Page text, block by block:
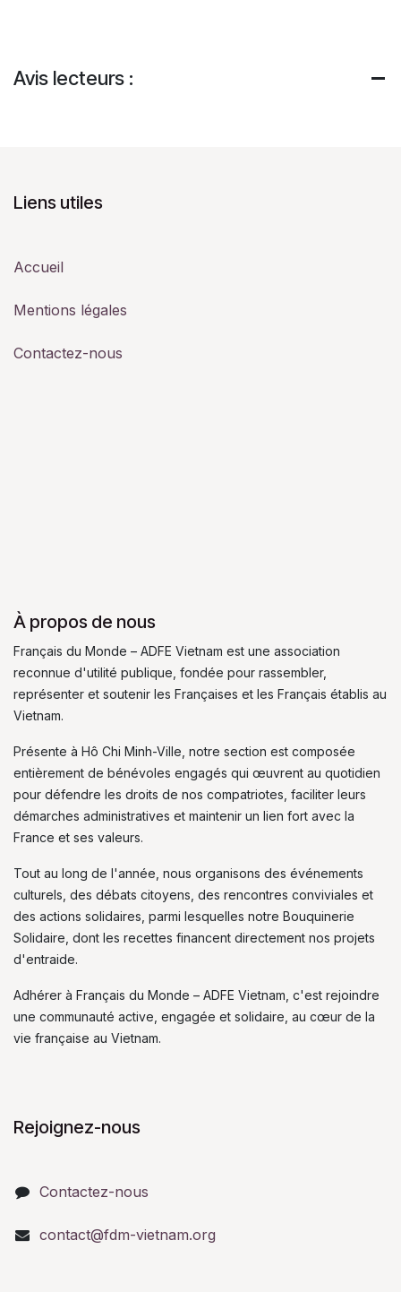
Avis lecteurs :
Liens utiles
Accueil
Mentions légales
Contactez-nous
À propos de nous
Français du Monde – ADFE Vietnam est une association
reconnue d'utilité publique, fondée pour rassembler,
représenter et soutenir les Françaises et les Français établis au
Vietnam.
Présente à Hô Chi Minh-Ville, notre section est composée
entièrement de bénévoles engagés qui œuvrent au quotidien
pour défendre les droits de nos compatriotes, faciliter leurs
démarches administratives et maintenir un lien fort avec la
France et ses valeurs.
Tout au long de l'année, nous organisons des événements
culturels, des débats citoyens, des rencontres conviviales et
des actions solidaires, parmi lesquelles notre Bouquinerie
Solidaire, dont les recettes financent directement nos projets
d'entraide.
Adhérer à Français du Monde – ADFE Vietnam, c'est rejoindre
une communauté active, engagée et solidaire, au cœur de la
vie française au Vietnam.
Rejoignez-nous
Contactez-nous
contact@fdm-vietnam.org